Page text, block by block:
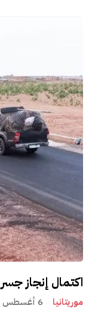
اكتمال إنجاز
موريتانيا 6 أغسطس 2026، 12:50 مساءً